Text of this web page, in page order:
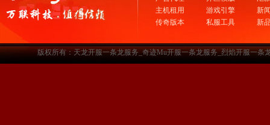
主机租用
传奇版本
游戏引擎
私服工具
新
新
版权所有：天龙开服一条龙服务_奇迹Mu开服一条龙服务_烈焰开服一条